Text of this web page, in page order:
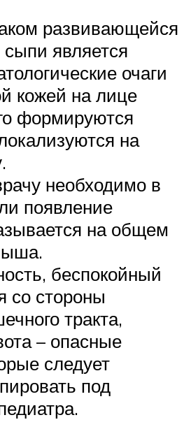
развивающейся
сыпи является
очаги
кожей на лице
формируются
на
необходимо в
появление
на общем
беспокойный
со стороны
тракта,
– опасные
следует
под